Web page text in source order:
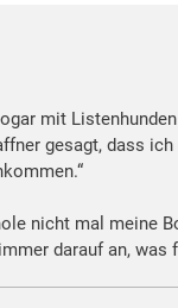
mit
gesagt, dass
nicht mal meine
darauf an,